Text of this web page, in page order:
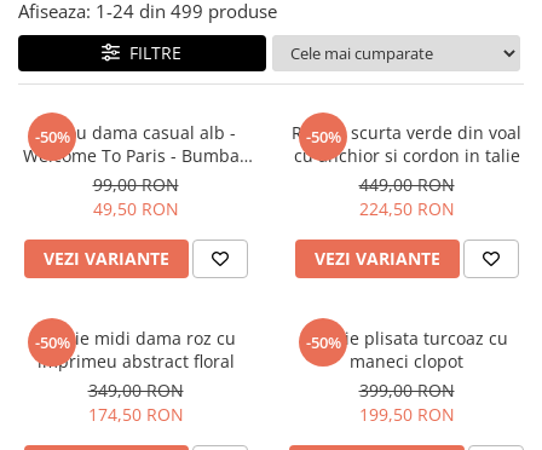
Tricouri si topuri
Rochii de eveniment
Afiseaza: 1-24 din 499 produse
FILTRE
-50%
Tricou dama casual alb -
Welcome To Paris - Bumbac
Organic
99,00 RON
49,50 RON
VEZI VARIANTE
-50%
Rochie scurta verde din voal
cu anchior si cordon in talie
449,00 RON
224,50 RON
VEZI VARIANTE
-50%
Rochie midi dama roz cu
imprimeu abstract floral
349,00 RON
174,50 RON
-50%
Rochie plisata turcoaz cu
maneci clopot
399,00 RON
199,50 RON